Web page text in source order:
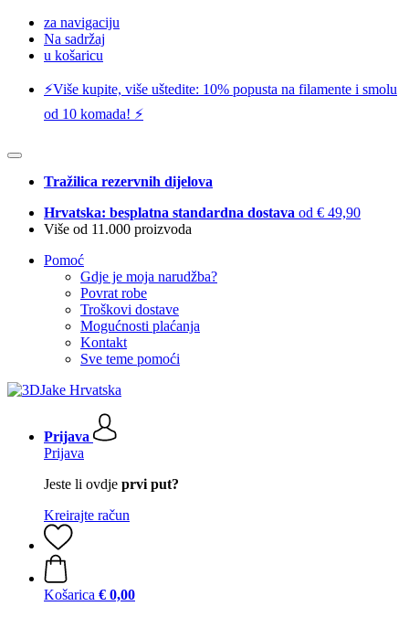
za navigaciju
Na sadržaj
u košaricu
⚡️Više kupite, više uštedite: 10% popusta na filamente i smolu
od 10 komada! ⚡️
Tražilica rezervnih dijelova
Hrvatska: besplatna standardna dostava od € 49,90
Više od 11.000 proizvoda
Pomoć
Gdje je moja narudžba?
Povrat robe
Troškovi dostave
Mogućnosti plaćanja
Kontakt
Sve teme pomoći
Prijava
Prijava
Jeste li ovdje prvi put?
Kreirajte račun
Košarica € 0,00